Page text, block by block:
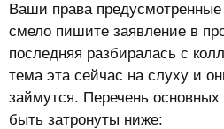
Ваши права
смело пишите заявление в
последняя разбиралась с
тема эта сейчас на слуху и
займутся. Перечень основных
быть затронуты ниже: